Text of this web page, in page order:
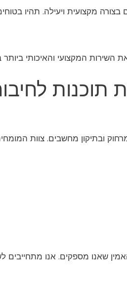
מקצועית ויעילה. תהיו
השירות המקצועי והאיכותי
ובתיקון מחשבים. צוות
שאנו מספקים. אנו מתחייבים